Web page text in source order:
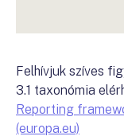
Felhívjuk szíves
3.1 taxonómia
Reporting
(europa.eu)